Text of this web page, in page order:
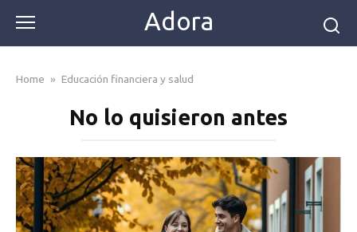
content
Adora
Home » Educación financiera y salud
No lo quisieron antes